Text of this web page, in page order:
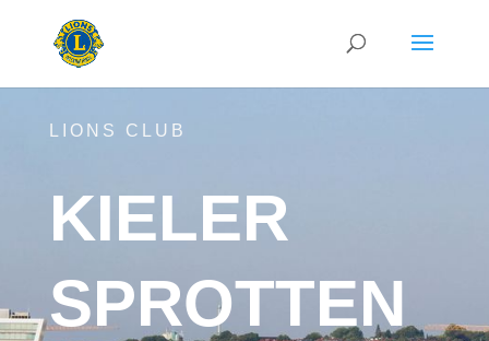
LIONS CLUB
KIELER
SPROTTEN